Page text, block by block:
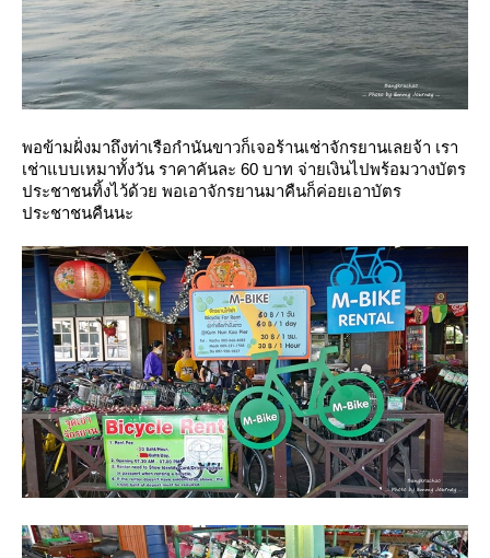
พอข้ามฝั่งมาถึงท่าเรือกำนันขาวก็เจอร้านเช่าจักรยานเลยจ้า เรา
เช่าแบบเหมาทั้งวัน ราคาคันละ 60 บาท จ่ายเงินไปพร้อมวางบัตร
ประชาชนทิ้งไว้ด้วย พอเอาจักรยานมาคืนก็ค่อยเอาบัตร
ประชาชนคืนนะ